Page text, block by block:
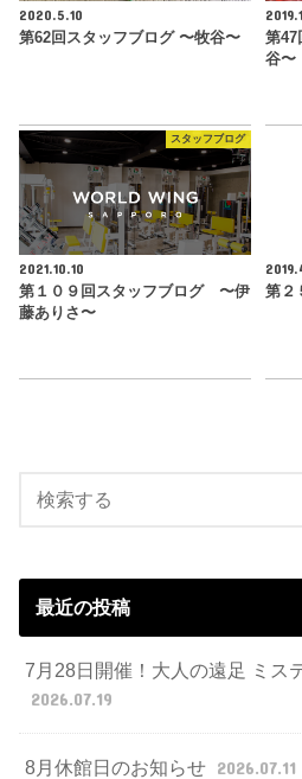
2020.5.10
第62回スタッフブログ 〜牧谷〜
第
谷〜
スタッフブログ
2021.10.10
第１０９回スタッフブログ 〜伊
藤ありさ〜
第２
最近の投稿
7月28日開催！大人の遠足 ミス
2026.07.19
8月休館日のお知らせ 2026.07.11